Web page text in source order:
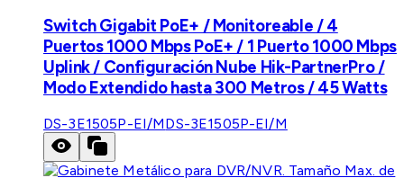
Switch Gigabit PoE+ / Monitoreable / 4
Puertos 1000 Mbps PoE+ / 1 Puerto 1000 Mbps
Uplink / Configuración Nube Hik-PartnerPro /
Modo Extendido hasta 300 Metros / 45 Watts
DS-3E1505P-EI/MDS-3E1505P-EI/M